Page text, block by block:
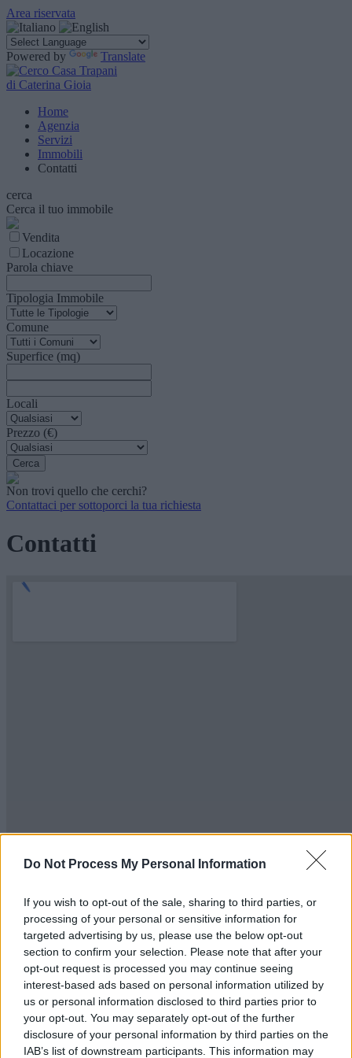
Do Not Process My Personal Information
If you wish to opt-out of the sale, sharing to third parties, or
processing of your personal or sensitive information for
targeted advertising by us, please use the below opt-out
section to confirm your selection. Please note that after your
opt-out request is processed you may continue seeing
interest-based ads based on personal information utilized by
us or personal information disclosed to third parties prior to
your opt-out. You may separately opt-out of the further
disclosure of your personal information by third parties on the
IAB’s list of downstream participants. This information may
Area riservata
Powered by Translate
di Caterina Gioia
Home
Agenzia
Servizi
Immobili
Contatti
cerca
Cerca il tuo immobile
Vendita
Locazione
Parola chiave
Tipologia Immobile
Comune
Superfice (mq)
Locali
Prezzo (€)
Non trovi quello che cerchi?
Contattaci per sottoporci la tua richiesta
Contatti
Cerco Casa
P.Iva: 02509090813
Via Marconi, 241
- 91100 Trapani (TP)
Utilizza il form sottostante per riciederci informazioni! Un nostro
operatore ti conttatterà appena possibile.
Nominativo